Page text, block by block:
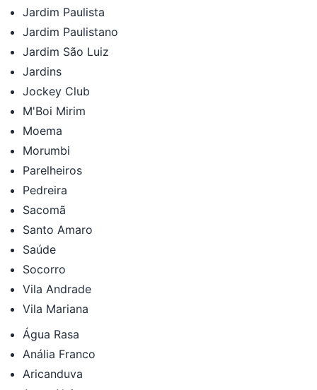
Jardim Paulista
Jardim Paulistano
Jardim São Luiz
Jardins
Jockey Club
M'Boi Mirim
Moema
Morumbi
Parelheiros
Pedreira
Sacomã
Santo Amaro
Saúde
Socorro
Vila Andrade
Vila Mariana
Água Rasa
Anália Franco
Aricanduva